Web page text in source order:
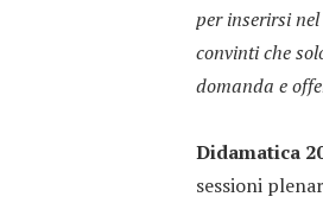
per inserirsi
convinti che
domanda e
Didamatica
sessioni